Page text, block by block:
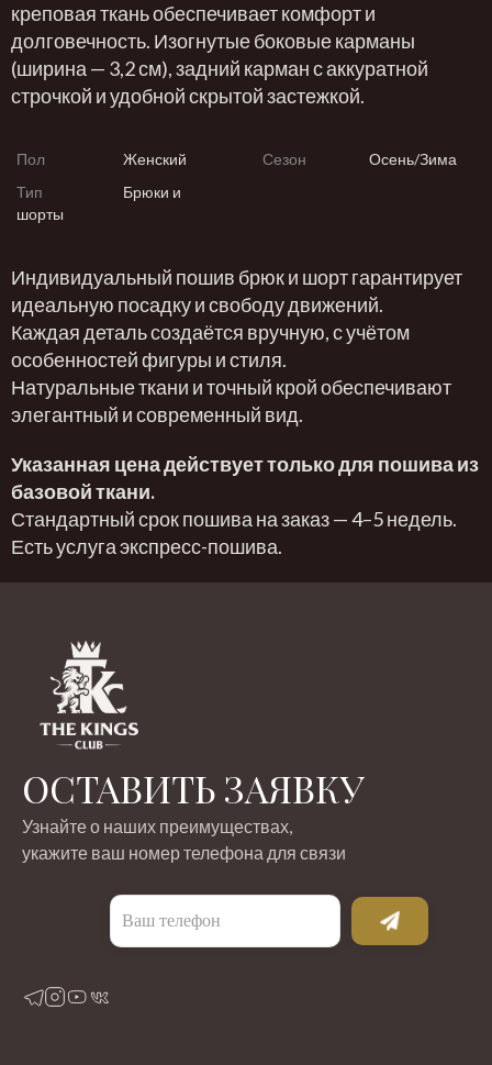
креповая ткань обеспечивает комфорт и
долговечность. Изогнутые боковые карманы
(ширина — 3,2 см), задний карман с аккуратной
строчкой и удобной скрытой застежкой.
Пол Женский Сезон
Осень/Зима
Тип
Брюки и
шорты
Индивидуальный пошив брюк и шорт гарантирует
идеальную посадку и свободу движений.
Каждая деталь создаётся вручную, с учётом
особенностей фигуры и стиля.
Натуральные ткани и точный крой обеспечивают
элегантный и современный вид.
Указанная цена действует только для пошива из
базовой ткани.
Стандартный срок пошива на заказ — 4–5 недель.
Есть услуга экспресс-пошива.
ОСТАВИТЬ ЗАЯВКУ
Узнайте о наших преимуществах,
укажите ваш номер телефона для связи